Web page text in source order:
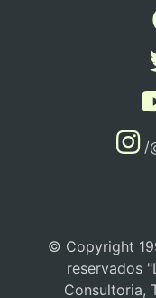
/
© Copyright
reservados
Consultoria,